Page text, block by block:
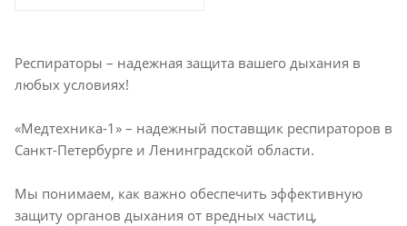
Респираторы – надежная защита вашего дыхания в
любых условиях!
«Медтехника-1» – надежный поставщик респираторов в
Санкт-Петербурге и Ленинградской области.
Мы понимаем, как важно обеспечить эффективную
защиту органов дыхания от вредных частиц,